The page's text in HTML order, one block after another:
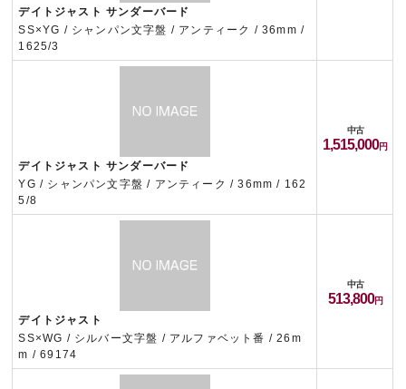
デイトジャスト サンダーバード
SS×YG / シャンパン文字盤 / アンティーク / 36mm /
1625/3
デイトジャスト サンダーバード
YG / シャンパン文字盤 / アンティーク / 36mm / 162
5/8
中古
1,515,000
デイトジャスト
SS×WG / シルバー文字盤 / アルファベット番 / 26m
m / 69174
中古
513,800